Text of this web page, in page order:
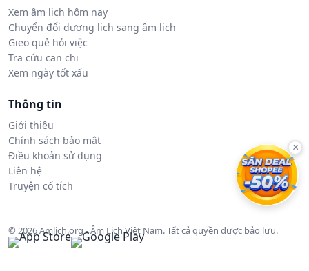
Xem âm lịch hôm nay
Chuyển đổi dương lịch sang âm lịch
Gieo quẻ hỏi việc
Tra cứu can chi
Xem ngày tốt xấu
Thông tin
Giới thiệu
Chính sách bảo mật
Điều khoản sử dụng
Liên hệ
Truyện cổ tích
© 2026 Amlich.org - Âm Lịch Việt Nam. Tất cả quyền được bảo lưu.
×